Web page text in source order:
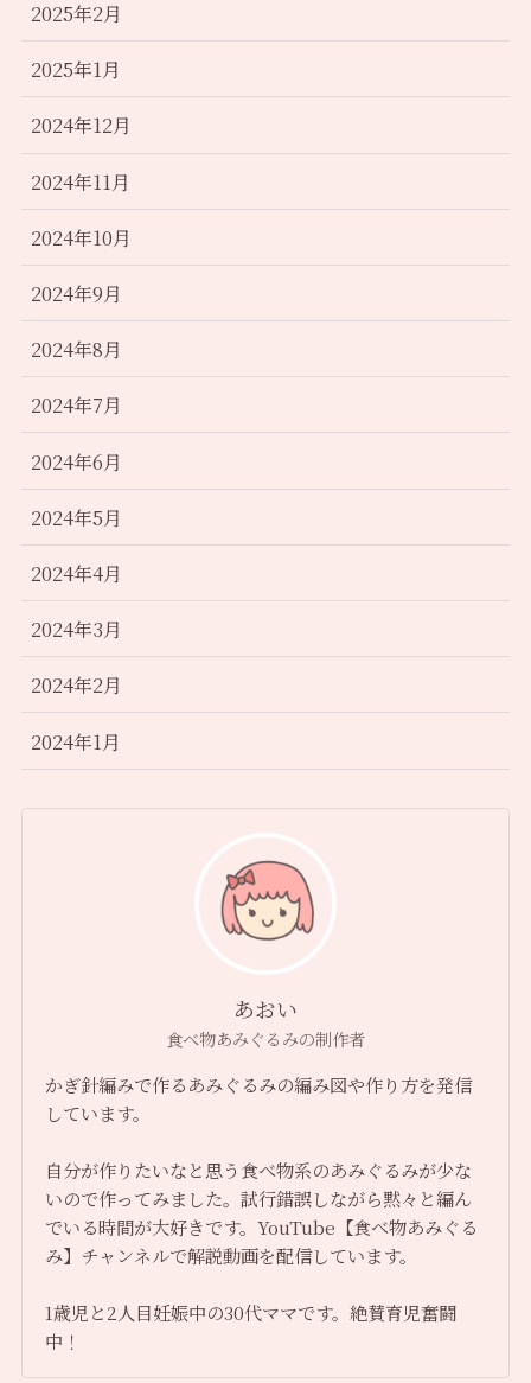
2025年2月
2025年1月
2024年12月
2024年11月
2024年10月
2024年9月
2024年8月
2024年7月
2024年6月
2024年5月
2024年4月
2024年3月
2024年2月
2024年1月
あおい
食べ物あみぐるみの制作者
かぎ針編みで作るあみぐるみの編み図や作り方を発信
しています。
自分が作りたいなと思う食べ物系のあみぐるみが少な
いので作ってみました。試行錯誤しながら黙々と編ん
でいる時間が大好きです。YouTube【食べ物あみぐる
み】チャンネルで解説動画を配信しています。
1歳児と2人目妊娠中の30代ママです。絶賛育児奮闘
中！